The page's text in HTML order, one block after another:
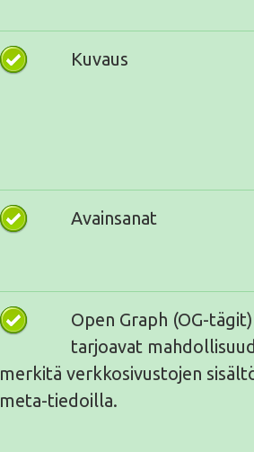
Kuvaus
Avainsanat
Open Graph (OG-tägit)
tarjoavat
merkitä verkkosivustojen
meta-tiedoilla.